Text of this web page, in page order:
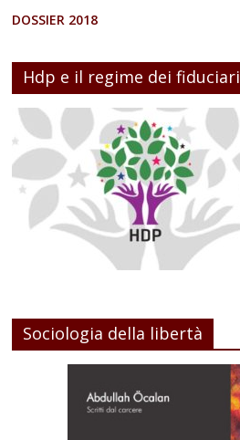
DOSSIER 2018
Hdp e il regime dei fiduciari
Sociologia della libertà